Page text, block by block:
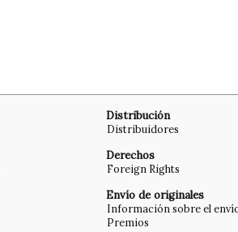
Distribución
Distribuidores
Derechos
Foreign Rights
Envío de originales
Información sobre el
Premios